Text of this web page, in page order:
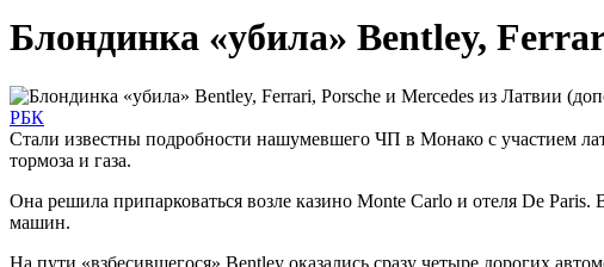
Блондинка «убила» Bentley,
РБК
Стали известны подробности нашумевшего ЧП в Монако с участием
тормоза и газа.
Она решила припарковаться возле казино Monte Carlo и отеля De
машин.
На пути «взбесившегося» Bentley оказались сразу четыре дорогих